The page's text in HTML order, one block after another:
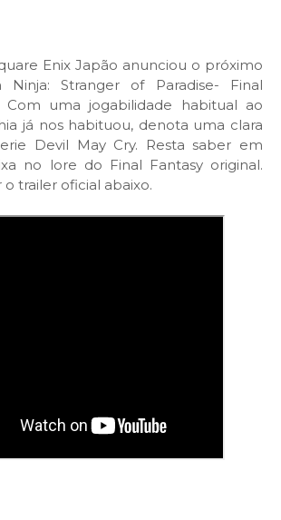
Enix Japão anunciou o próximo
Stranger of Paradise- Final
Com uma jogabilidade habitual ao
já nos habituou, denota uma clara
Devil May Cry. Resta saber em
no lore do Final Fantasy original.
trailer oficial abaixo.